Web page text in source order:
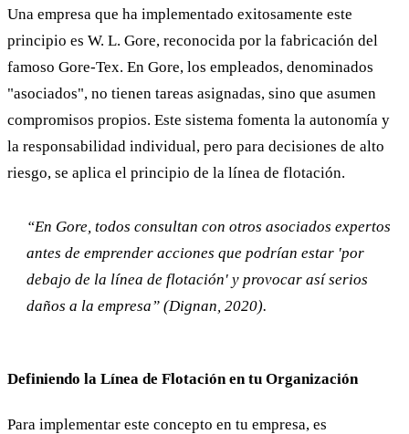
Una empresa que ha implementado exitosamente este
principio es W. L. Gore, reconocida por la fabricación del
famoso Gore-Tex. En Gore, los empleados, denominados
"asociados", no tienen tareas asignadas, sino que asumen
compromisos propios. Este sistema fomenta la autonomía y
la responsabilidad individual, pero para decisiones de alto
riesgo, se aplica el principio de la línea de flotación.
“En Gore, todos consultan con otros asociados expertos
antes de emprender acciones que podrían estar 'por
debajo de la línea de flotación' y provocar así serios
daños a la empresa” (Dignan, 2020).
Definiendo la Línea de Flotación en tu Organización
Para implementar este concepto en tu empresa, es